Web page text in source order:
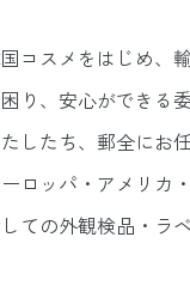
更
新
時
:
コスメをはじめ、
り、安心ができる
したち、郵全にお
ロッパ・アメリカ
ての外観検品・ラ